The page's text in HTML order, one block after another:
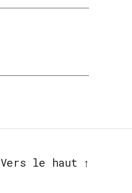
Vers le haut ↑